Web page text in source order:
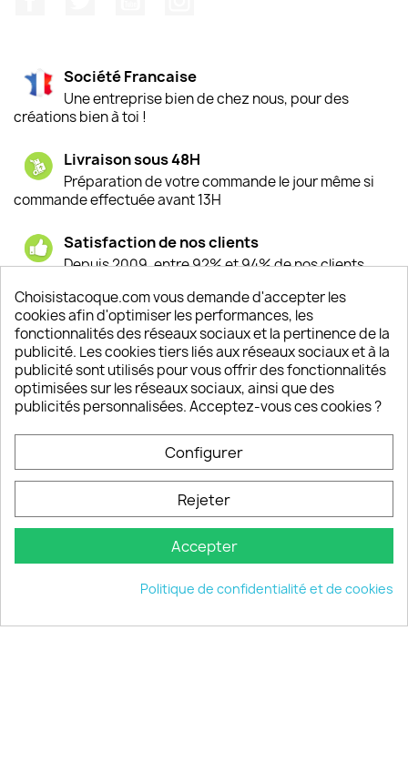
Société Francaise
Une entreprise bien de chez nous, pour des
créations bien à toi !
Livraison sous 48H
Préparation de votre commande le jour même si
commande effectuée avant 13H
Satisfaction de nos clients
Depuis 2009, entre 92% et 94% de nos clients
Un SAV à votre écoute
Notre SAV est disponible 6/7J de 10h à 18H
INFORMATIONS 
VOTRE COMPTE 
INFORMATIONS keyboard_arrow_down
© 2026 - choisistacoque.com
Choisistacoque.com vous demande d'accepter les
cookies afin d'optimiser les performances, les
fonctionnalités des réseaux sociaux et la pertinence de la
publicité. Les cookies tiers liés aux réseaux sociaux et à la
publicité sont utilisés pour vous offrir des fonctionnalités
optimisées sur les réseaux sociaux, ainsi que des
publicités personnalisées. Acceptez-vous ces cookies ?
Configurer
Rejeter
Accepter
Politique de confidentialité et de cookies